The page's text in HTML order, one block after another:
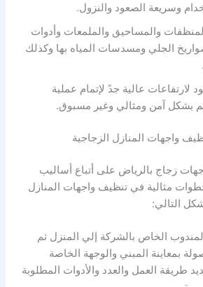
وسريعة الصعود والنزول.
والمساحيق والملمعات وأدوات
الجلي ومسدسات المياه بها وكذلك
لارتفاعات عالية جدً لإتمام عملية
بشكل آمن ومثالي وغير مسبوق.
واجهات المنازل الزجاجية
زجاج بالرياض على أتباع أساليب
مثالية في تنظيف واجهات المنازل
التالي:
الخاص بالشركة إلي المنزل ثم
بمعاينة المبني والوجهة الخاصة
طريقة العمل والعدد والأدوات المطلوبة